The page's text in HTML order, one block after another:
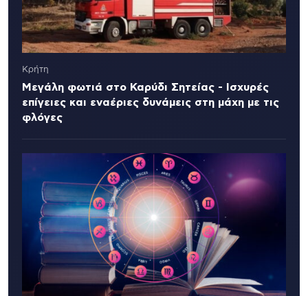
Κρήτη
Μεγάλη φωτιά στο Καρύδι Σητείας - Ισχυρές
επίγειες και εναέριες δυνάμεις στη μάχη με τις
φλόγες